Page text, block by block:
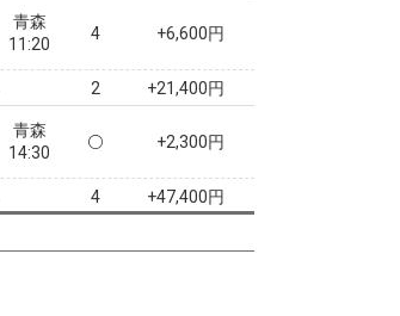
青森
11:20
4 +6,600円
2 +21,400円
青森
14:30
+2,300円
4 +47,400円
+2,300円